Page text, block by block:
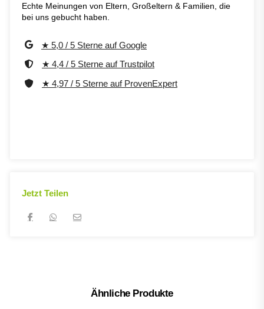
Echte Meinungen von Eltern, Großeltern & Familien, die
bei uns gebucht haben.
★ 5,0 / 5 Sterne auf Google
★ 4,4 / 5 Sterne auf Trustpilot
★ 4,97 / 5 Sterne auf ProvenExpert
Jetzt Teilen
Ähnliche Produkte